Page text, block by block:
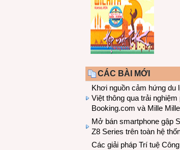
CÁC BÀI MỚI
Khơi nguồn cảm hứng du
Việt thông qua trải
Booking.com và Mille Mille
Mở bán smartphone gập
Z8 Series trên toàn hệ
Các giải pháp Trí tuệ